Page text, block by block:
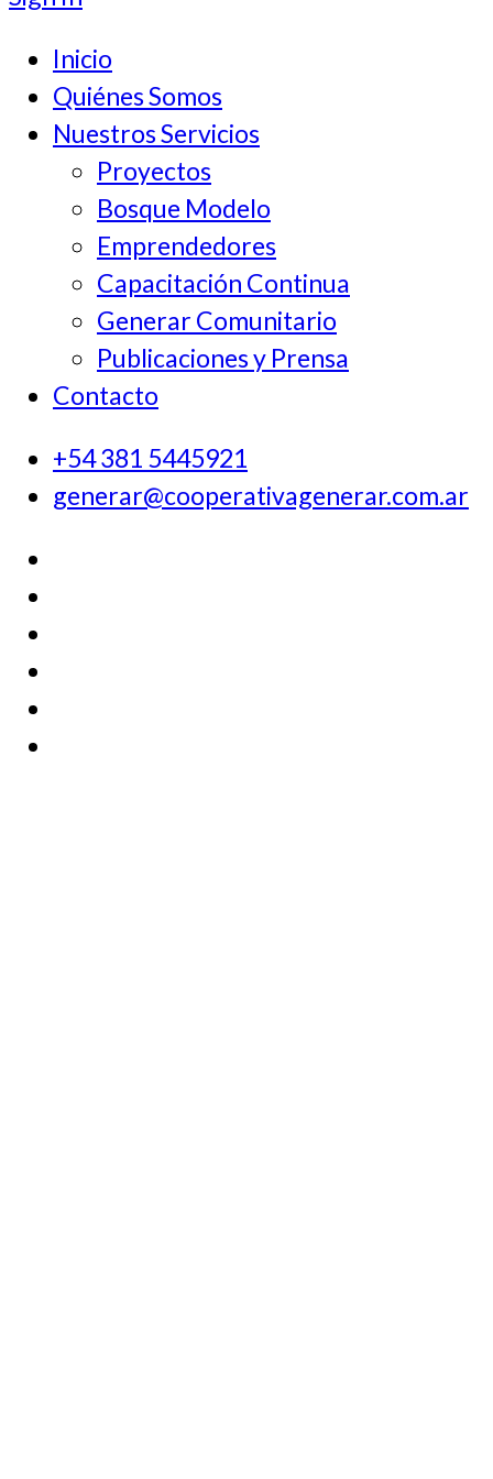
results.
Inicio
Quiénes Somos
Nuestros Servicios
Proyectos
Bosque Modelo
Emprendedores
Capacitación Continua
Generar Comunitario
Publicaciones y Prensa
Contacto
+54 381 5445921
generar@cooperativagenerar.com.ar